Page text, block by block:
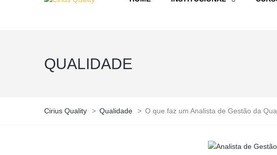
QUALIDADE
Cirius Quality > Qualidade > O que faz um Analista de Gestão da